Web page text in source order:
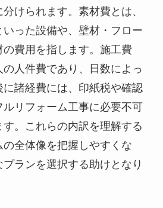
けられます。素材費とは、
った設備や、壁材・フロー
の費用を指します。施工費
人件費であり、日数によっ
諸経費には、印紙税や確認
リフォーム工事に必要不可
。これらの内訳を理解する
全体像を把握しやすくな
ランを選択する助けとなり